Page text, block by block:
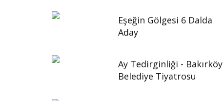
Eşeğin Gölgesi 6 Dalda
Aday
Ay Tedirginliği - Bakırköy
Belediye Tiyatrosu